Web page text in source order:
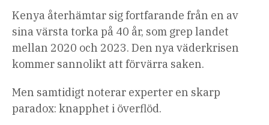
Kenya återhämtar sig fortfarande från en av
sina värsta torka på 40 år, som grep landet
mellan 2020 och 2023. Den nya väderkrisen
kommer sannolikt att förvärra saken.
Men samtidigt noterar experter en skarp
paradox: knapphet i överflöd.